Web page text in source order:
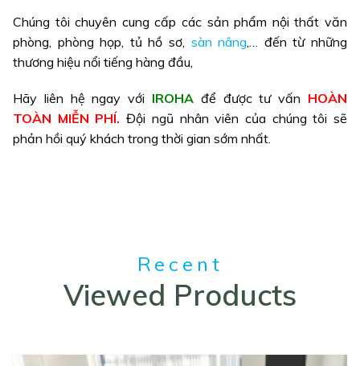
Chúng tôi chuyên cung cấp các sản phẩm nội thất văn
phòng, phòng họp, tủ hồ sơ, sàn nâng,… đến từ những
thương hiệu nổi tiếng hàng đầu,
Hãy liên hệ ngay với IROHA để được tư vấn HOÀN
TOÀN MIỄN PHÍ. Đội ngũ nhân viên của chúng tôi sẽ
phản hồi quý khách trong thời gian sớm nhất.
Recent
Viewed Products